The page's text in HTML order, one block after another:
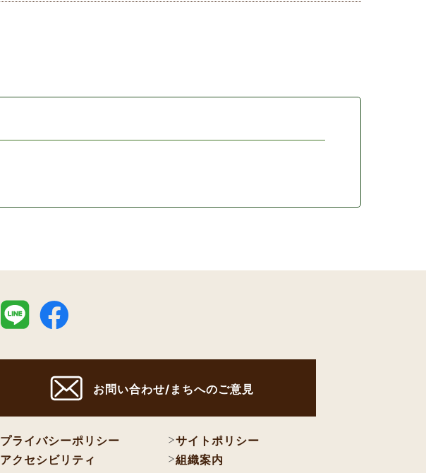
お問い合わせ/まちへのご意見
プライバシーポリシー
サイトポリシー
アクセシビリティ
組織案内